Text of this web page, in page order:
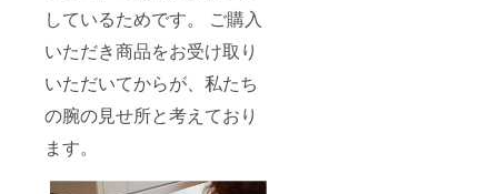
しているためです。 ご購入
いただき商品をお受け取り
いただいてからが、私たち
の腕の見せ所と考えており
ます。